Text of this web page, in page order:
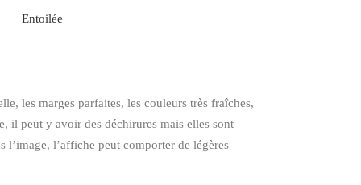
Entoilée
les marges parfaites, les couleurs très fraîches,
il peut y avoir des déchirures mais elles sont
l’image, l’affiche peut comporter de légères